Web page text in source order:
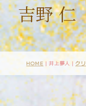
吉野 仁
HOME | 井上夢人 |ク